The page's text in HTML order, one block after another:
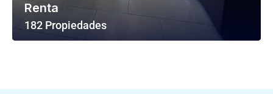
Renta
182 Propiedades